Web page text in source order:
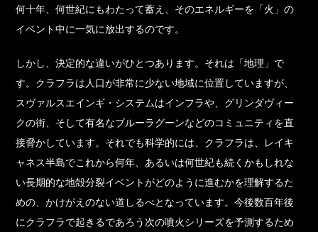
何十年、何世紀にもわたって蓄え、そのエネルギーを「火」の
イベント中に一気に放出するのです。
しかし、決定的な違いがひとつあります。それは「地理」で
す。クラフラは人口が非常に少ない地域に位置していますが、
スヴァルスエインギ・システムはインフラや、グリンダヴィー
クの街、そして有名なブルーラグーンなどのコミュニティを直
接脅かしています。それでも科学的には、クラフラは、レイキ
ャネス半島でこれから何年、あるいは何世紀も続くかもしれな
い長期的な地殻分裂イベントがどのように進むかを理解するた
めの、かけがえのない道しるべとなっています。今後数百年後
にクラフラで起きるであろう次の噴火シリーズを予測するため